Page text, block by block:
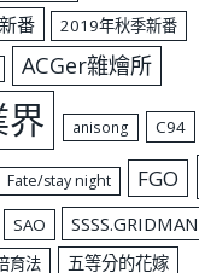
番
2019年秋季新番
ACGer雜燴所
界 anisong C94
Fate/stay night FGO
SAO SSSS.GRIDMAN
育法 五等分的花嫁